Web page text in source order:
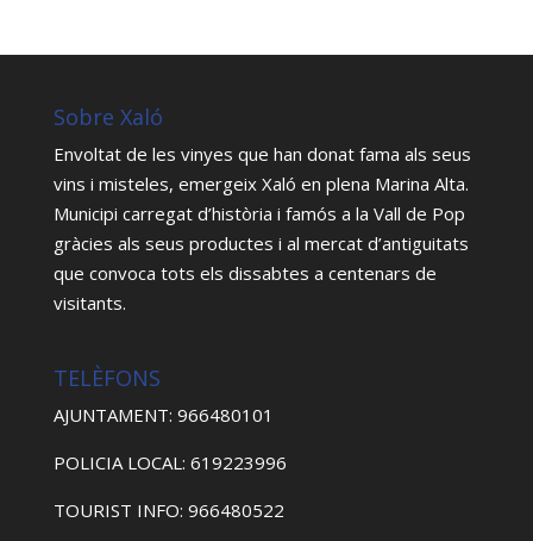
Sobre Xaló
Envoltat de les vinyes que han donat fama als seus
vins i misteles, emergeix Xaló en plena Marina Alta.
Municipi carregat d’història i famós a la Vall de Pop
gràcies als seus productes i al mercat d’antiguitats
que convoca tots els dissabtes a centenars de
visitants.
TELÈFONS
AJUNTAMENT: 966480101
POLICIA LOCAL: 619223996
TOURIST INFO: 966480522